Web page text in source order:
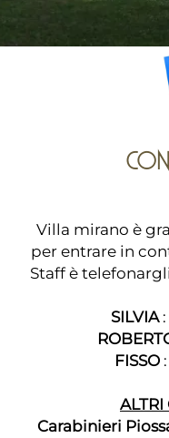
Villa mirano è
per entrare in
Staff è
SILVIA
FISSO
ALTRI
Carabinieri